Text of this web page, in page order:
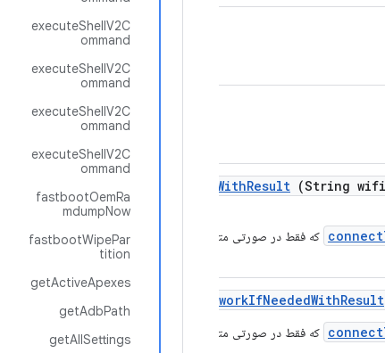
executeShellV2C
ommand
executeShellV2C
ommand
executeShellV2C
ommand
executeShellV2C
ommand
fastbootOemRa
mdumpNow
fastbootWipePar
tition
getActiveApexes
getAdbPath
getAllSettings
WithResult (String wifi
که فقط در صورتی متصل می‌شود که دستگاه در حال حاضر اتصال
NetworkIfNeededWithResult
که فقط در صورتی متصل می‌شود که دستگاه در حال حاضر اتصال